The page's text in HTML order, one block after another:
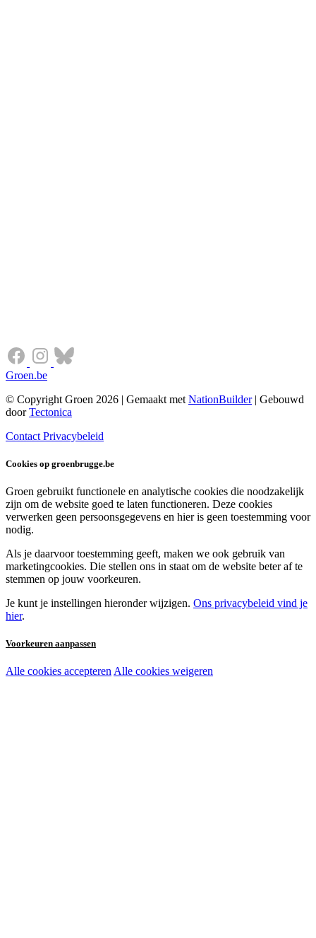
Groen.be
© Copyright Groen 2026 | Gemaakt met NationBuilder| Gebouwd
doorTectonica
Contact Privacybeleid
Cookies op groenbrugge.be
Groen gebruikt functionele en analytische cookies die noodzakelijk
zijn om de website goed te laten functioneren. Deze cookies
verwerken geen persoonsgegevens en hier is geen toestemming voor
nodig.
Als je daarvoor toestemming geeft, maken we ook gebruik van
marketingcookies. Die stellen ons in staat om de website beter af te
stemmen op jouw voorkeuren.
Je kunt je instellingen hieronder wijzigen. Ons privacybeleid vind je
hier.
Voorkeuren aanpassen
Noodzakelijke cookies:
Alle cookies accepteren Alle cookies weigeren